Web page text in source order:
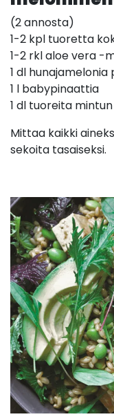
(2 annosta)
1-2 kpl tuoretta
1-2 rkl aloe vera -
1 dl
1 l babypinaattia
1 dl tuoreita
Mittaa kaikki
sekoita tasaiseksi.